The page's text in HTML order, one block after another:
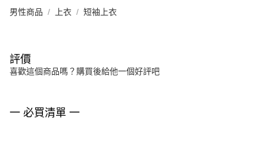
男性商品 上衣 短袖上衣
評價
喜歡這個商品嗎？購買後給他一個好評吧
一 必買清單 一